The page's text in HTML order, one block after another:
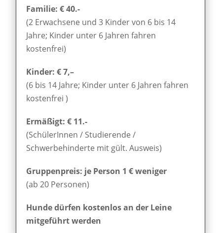
Familie: € 40.-
(2 Erwachsene und 3 Kinder von 6 bis 14
Jahre; Kinder unter 6 Jahren fahren
kostenfrei)
Kinder: € 7,–
(6 bis 14 Jahre; Kinder unter 6 Jahren fahren
kostenfrei )
Ermäßigt: € 11.-
(SchülerInnen / Studierende /
Schwerbehinderte mit gült. Ausweis)
Gruppenpreis: je Person 1 € weniger
(ab 20 Personen)
Hunde dürfen kostenlos an der Leine
mitgeführt werden